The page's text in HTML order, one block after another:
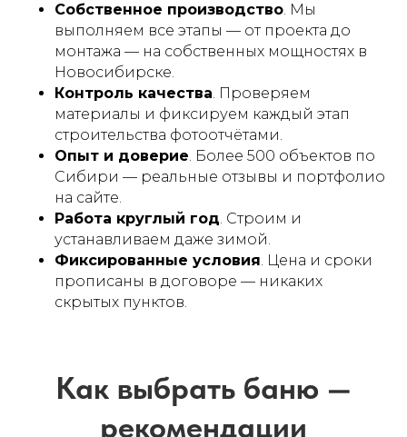
Собственное производство. Мы
выполняем все этапы — от проекта до
монтажа — на собственных мощностях в
Новосибирске.
Контроль качества. Проверяем
материалы и фиксируем каждый этап
строительства фотоотчётами.
Опыт и доверие. Более 500 объектов по
Сибири — реальные отзывы и портфолио
на сайте.
Работа круглый год. Строим и
устанавливаем даже зимой.
Фиксированные условия. Цена и сроки
прописаны в договоре — никаких
скрытых пунктов.
Похожие проекты